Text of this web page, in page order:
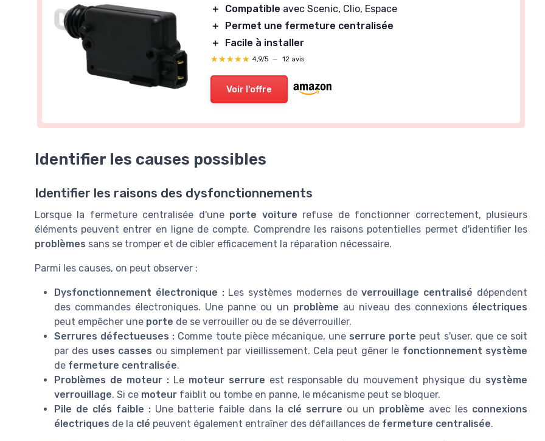
＋ Compatible avec Scenic, Clio, Espace
＋
Permet une fermeture centralisée
＋
Facile à installer
★★★★★
★★★★★ 4,9/5 — 12 avis
Voir l'offre
Identifier les causes possibles
Identifier les raisons des dysfonctionnements
Lorsque la fermeture centralisée d'une porte voiture refuse de fonctionner correctement, plusieurs
éléments peuvent entrer en ligne de compte. Comprendre les raisons potentielles permet d'identifier les
problèmes sans se tromper et de cibler efficacement la réparation nécessaire.
Parmi les causes, on peut observer :
Dysfonctionnement électronique :Les systèmes modernes deverrouillage centralisé dépendent
des commandes électroniques. Une panne ou un problème au niveau des connexions électriques
peut empêcher une porte de se verrouiller ou de se déverrouiller.
Serrures défectueuses : Comme toute pièce mécanique, une serrure porte peut s'user, que ce soit
par des uses casses ou simplement par vieillissement. Cela peut gêner le fonctionnement système
de fermeture centralisée.
Problèmes de moteur :Le moteur serrure est responsable du mouvement physique du système
verrouillage. Si ce moteur faiblit ou tombe en panne, le mécanisme peut se bloquer.
Pile de clés faible : Une batterie faible dans la clé serrure ou un problème avec les connexions
électriques de la clé peuvent également entraîner des défaillances de fermeture centralisée.